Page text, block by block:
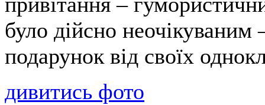
було дійсно неочікуваним
подарунок від своїх
дивитись фото